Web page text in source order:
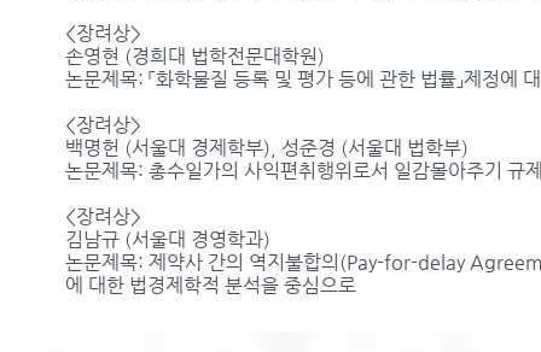
<장려상>
손영현 (경희대 법학전문대학원)
논문제목: 「화학물질 등록 및 평가 등에 관한 법률」제정
<장려상>
백명헌 (서울대 경제학부), 성준경 (서울대 법학부)
논문제목: 총수일가의 사익편취행위로서 일감몰아주기 규
<장려상>
김남규 (서울대 경영학과)
논문제목: 제약사 간의 역지불합의(Pay-for-delay
에 대한 법경제학적 분석을 중심으로